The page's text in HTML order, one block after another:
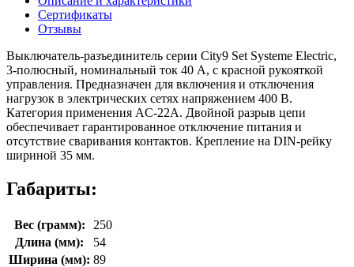
Сертификаты
Отзывы
Выключатель-разъединитель серии City9 Set Systeme Electric,
3-полюсный, номинальный ток 40 А, с красной рукояткой
управления. Предназначен для включения и отключения
нагрузок в электрических сетях напряжением 400 В.
Категория применения AC-22A. Двойной разрыв цепи
обеспечивает гарантированное отключение питания и
отсутствие сваривания контактов. Крепление на DIN-рейку
шириной 35 мм.
Габариты:
Вес (грамм):
250
Длина (мм):
54
Ширина (мм): 89